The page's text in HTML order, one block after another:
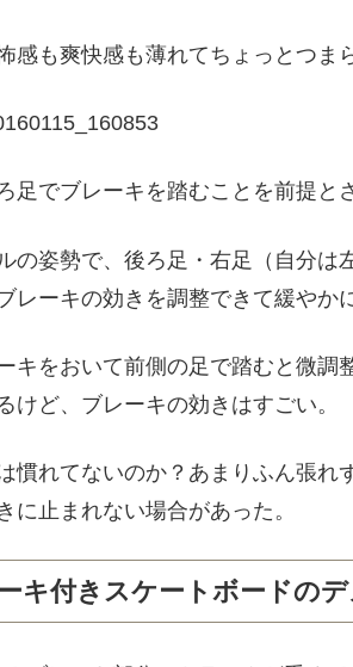
感も爽快感も薄れてちょっとつま
足でブレーキを踏むことを前提と
の姿勢で、後ろ足・右足（自分
レーキの効きを調整できて緩やか
キをおいて前側の足で踏むと微調
けど、ブレーキの効きはすごい。
慣れてないのか？あまりふん張れ
に止まれない場合があった。
キ付きスケートボードのデ